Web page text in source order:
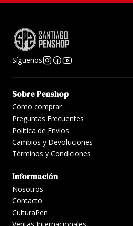
Una pluma perfecta para
atemporal, excelencia en
inconfundible de Sailor
Síguenos
Sobre Penshop
Cómo comprar
Preguntas Frecuentes
Política de Envíos
Cambios y Devoluciones
Términos y Condiciones
Información
Nosotros
Contacto
CulturaPen